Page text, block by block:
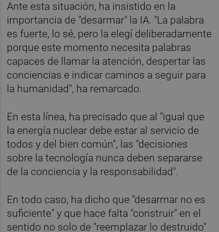
Ante esta situación, ha insistido en la
importancia de "desarmar" la IA. "La palabra
es fuerte, lo sé, pero la elegí deliberadamente
porque este momento necesita palabras
capaces de llamar la atención, despertar las
conciencias e indicar caminos a seguir para
la humanidad", ha remarcado.
En esta línea, ha precisado que al "igual que
la energía nuclear debe estar al servicio de
todos y del bien común", las "decisiones
sobre la tecnología nunca deben separarse
de la conciencia y la responsabilidad".
En todo caso, ha dicho que "desarmar no es
suficiente" y que hace falta "construir" en el
sentido no solo de "reemplazar lo destruido"